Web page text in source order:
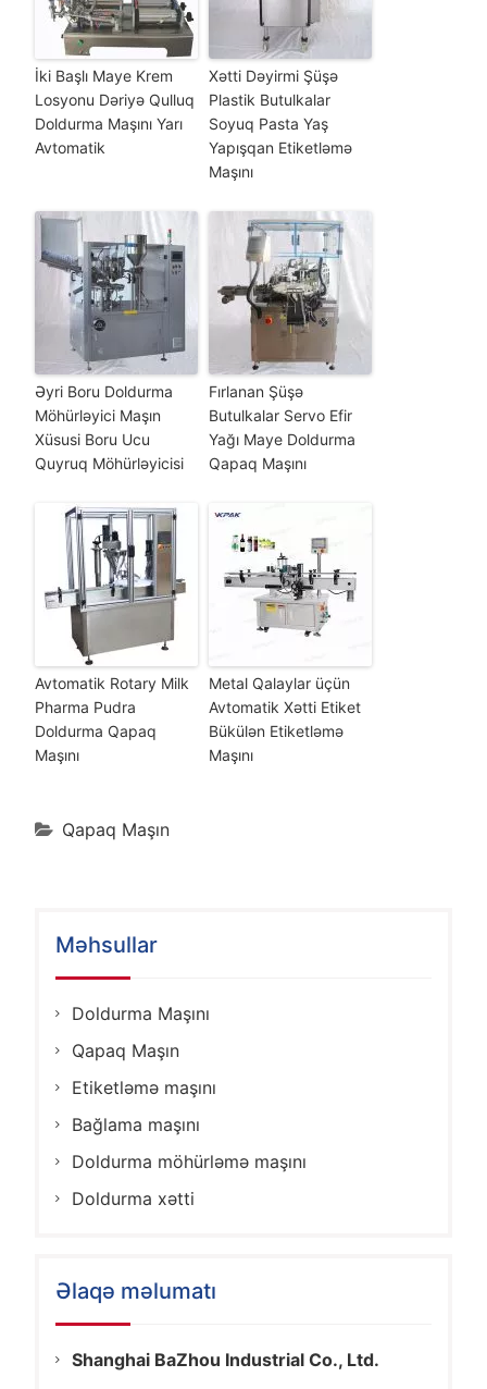
İki Başlı Maye Krem
Losyonu Dəriyə Qulluq
Doldurma Maşını Yarı
Avtomatik
Xətti Dəyirmi Şüşə
Plastik Butulkalar
Soyuq Pasta Yaş
Yapışqan Etiketləmə
Maşını
Əyri Boru Doldurma
Möhürləyici Maşın
Xüsusi Boru Ucu
Quyruq Möhürləyicisi
Fırlanan Şüşə
Butulkalar Servo Efir
Yağı Maye Doldurma
Qapaq Maşını
Avtomatik Rotary Milk
Pharma Pudra
Doldurma Qapaq
Maşını
Metal Qalaylar üçün
Avtomatik Xətti Etiket
Bükülən Etiketləmə
Maşını
Qapaq Maşın
Məhsullar
Doldurma Maşını
Qapaq Maşın
Etiketləmə maşını
Bağlama maşını
Doldurma möhürləmə maşını
Doldurma xətti
Əlaqə məlumatı
Shanghai BaZhou Industrial Co., Ltd.